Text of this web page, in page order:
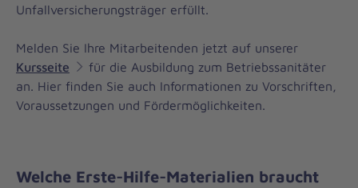
Unfallversicherungsträger erfüllt.
Melden Sie Ihre Mitarbeitenden jetzt auf unserer
Kursseite
für die Ausbildung zum Betriebssanitäter
an. Hier finden Sie auch Informationen zu Vorschriften,
Voraussetzungen und Fördermöglichkeiten.
Welche Erste-Hilfe-Materialien braucht